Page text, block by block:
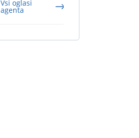
Vsi oglasi
agenta